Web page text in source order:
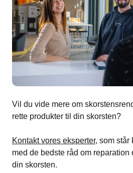
Vil du vide mere om
rette produkter til din skorsten?
Kontakt vores eksperter, som står
med de bedste råd om
din skorsten.